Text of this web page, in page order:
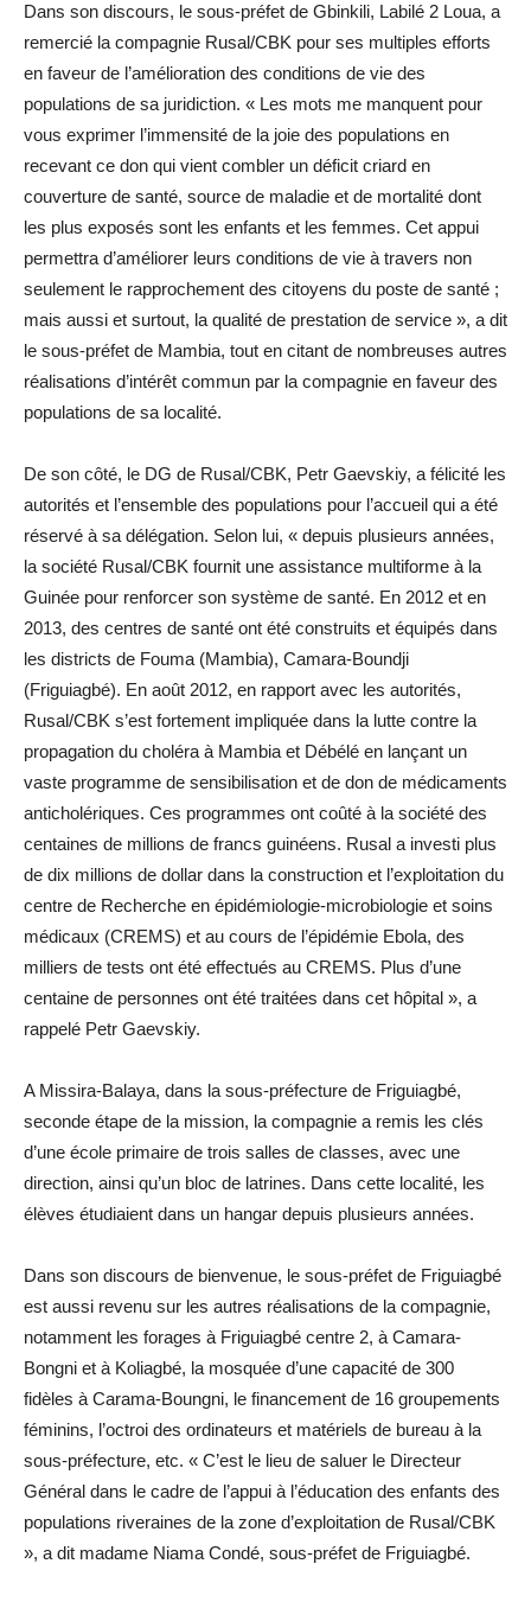
Dans son discours, le sous-préfet de Gbinkili, Labilé 2 Loua, a
remercié la compagnie Rusal/CBK pour ses multiples efforts
en faveur de l’amélioration des conditions de vie des
populations de sa juridiction. « Les mots me manquent pour
vous exprimer l’immensité de la joie des populations en
recevant ce don qui vient combler un déficit criard en
couverture de santé, source de maladie et de mortalité dont
les plus exposés sont les enfants et les femmes. Cet appui
permettra d’améliorer leurs conditions de vie à travers non
seulement le rapprochement des citoyens du poste de santé ;
mais aussi et surtout, la qualité de prestation de service », a dit
le sous-préfet de Mambia, tout en citant de nombreuses autres
réalisations d’intérêt commun par la compagnie en faveur des
populations de sa localité.
De son côté, le DG de Rusal/CBK, Petr Gaevskiy, a félicité les
autorités et l’ensemble des populations pour l’accueil qui a été
réservé à sa délégation. Selon lui, « depuis plusieurs années,
la société Rusal/CBK fournit une assistance multiforme à la
Guinée pour renforcer son système de santé. En 2012 et en
2013, des centres de santé ont été construits et équipés dans
les districts de Fouma (Mambia), Camara-Boundji
(Friguiagbé). En août 2012, en rapport avec les autorités,
Rusal/CBK s’est fortement impliquée dans la lutte contre la
propagation du choléra à Mambia et Débélé en lançant un
vaste programme de sensibilisation et de don de médicaments
anticholériques. Ces programmes ont coûté à la société des
centaines de millions de francs guinéens. Rusal a investi plus
de dix millions de dollar dans la construction et l’exploitation du
centre de Recherche en épidémiologie-microbiologie et soins
médicaux (CREMS) et au cours de l’épidémie Ebola, des
milliers de tests ont été effectués au CREMS. Plus d’une
centaine de personnes ont été traitées dans cet hôpital », a
rappelé Petr Gaevskiy.
A Missira-Balaya, dans la sous-préfecture de Friguiagbé,
seconde étape de la mission, la compagnie a remis les clés
d’une école primaire de trois salles de classes, avec une
direction, ainsi qu’un bloc de latrines. Dans cette localité, les
élèves étudiaient dans un hangar depuis plusieurs années.
Dans son discours de bienvenue, le sous-préfet de Friguiagbé
est aussi revenu sur les autres réalisations de la compagnie,
notamment les forages à Friguiagbé centre 2, à Camara-
Bongni et à Koliagbé, la mosquée d’une capacité de 300
fidèles à Carama-Boungni, le financement de 16 groupements
féminins, l’octroi des ordinateurs et matériels de bureau à la
sous-préfecture, etc. « C’est le lieu de saluer le Directeur
Général dans le cadre de l’appui à l’éducation des enfants des
populations riveraines de la zone d’exploitation de Rusal/CBK
», a dit madame Niama Condé, sous-préfet de Friguiagbé.